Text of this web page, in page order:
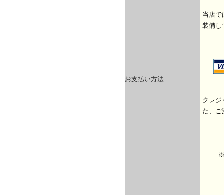
お支払い方法
当店で
装備し
クレジ
た、ご